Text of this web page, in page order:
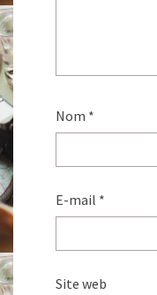
Nom *
E-mail *
Site web